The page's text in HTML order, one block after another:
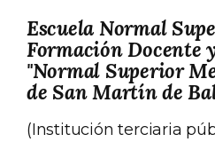
Escuela Normal
Formación Docente
"Normal Superior
de San Martín de
(Institución terciaria